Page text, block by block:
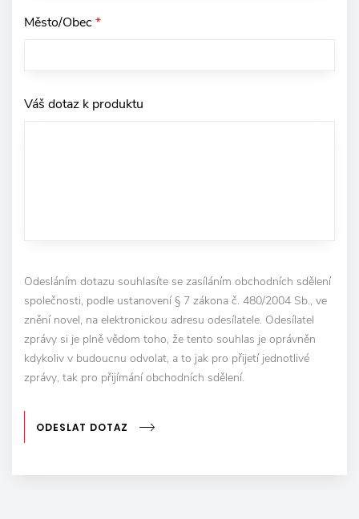
Město/Obec*
Váš dotaz k produktu
Odesláním dotazu souhlasíte se zasíláním obchodních sdělení
společnosti, podle ustanovení § 7 zákona č. 480/2004 Sb., ve
znění novel, na elektronickou adresu odesílatele. Odesílatel
zprávy si je plně vědom toho, že tento souhlas je oprávněn
kdykoliv v budoucnu odvolat, a to jak pro přijetí jednotlivé
zprávy, tak pro přijímání obchodních sdělení.
ODESLAT DOTAZ